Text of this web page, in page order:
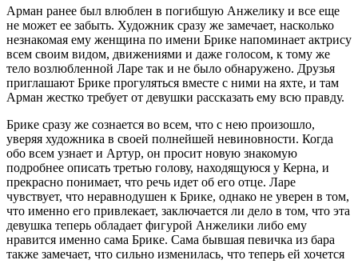
Арман ранее был влюблен в погибшую Анжелику и все еще
не может ее забыть. Художник сразу же замечает, насколько
незнакомая ему женщина по имени Брике напоминает актрису
всем своим видом, движениями и даже голосом, к тому же
тело возлюбленной Ларе так и не было обнаружено. Друзья
приглашают Брике прогуляться вместе с ними на яхте, и там
Арман жестко требует от девушки рассказать ему всю правду.
Брике сразу же сознается во всем, что с нею произошло,
уверяя художника в своей полнейшей невиновности. Когда
обо всем узнает и Артур, он просит новую знакомую
подробнее описать третью голову, находящуюся у Керна, и
прекрасно понимает, что речь идет об его отце. Ларе
чувствует, что неравнодушен к Брике, однако не уверен в том,
что именно его привлекает, заключается ли дело в том, что эта
девушка теперь обладает фигурой Анжелики либо ему
нравится именно сама Брике. Сама бывшая певичка из бара
также замечает, что сильно изменилась, что теперь ей хочется